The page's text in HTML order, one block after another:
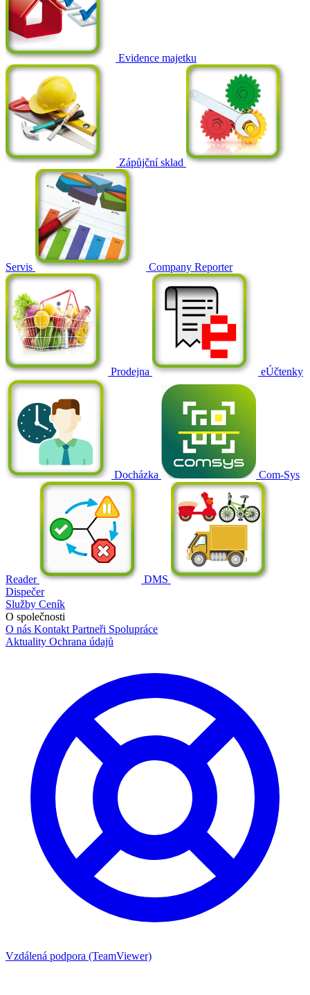
Evidence majetku
Zápůjční sklad
Servis Company Reporter
Prodejna eÚčtenky
Docházka Com-Sys
Reader
DMS
Dispečer
Služby Ceník
O společnosti
O nás Kontakt Partneři Spolupráce
Aktuality Ochrana údajů
Vzdálená podpora (TeamViewer)